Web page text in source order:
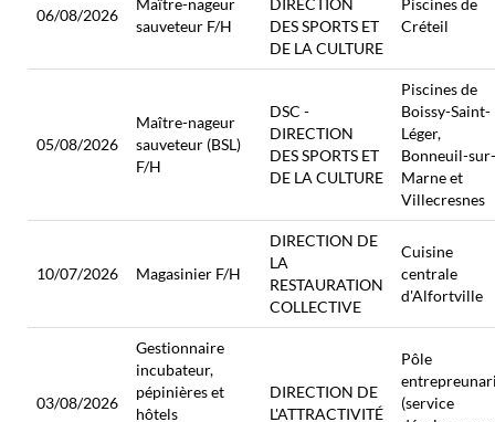
06/08/2026
Maître-nageur
sauveteur F/H
DIRECTION
DES SPORTS ET
DE LA CULTURE
Piscines de
Créteil
05/08/2026
Maître-nageur
sauveteur (BSL)
F/H
DSC -
DIRECTION
DES SPORTS ET
DE LA CULTURE
Piscines de
Boissy-Saint-
Léger,
Bonneuil-sur-
Marne et
Villecresnes
10/07/2026 Magasinier F/H
DIRECTION DE
LA
RESTAURATION
COLLECTIVE
Cuisine
centrale
d'Alfortville
03/08/2026
Gestionnaire
incubateur,
pépinières et
hôtels
DIRECTION DE
L'ATTRACTIVITÉ
Pôle
(service